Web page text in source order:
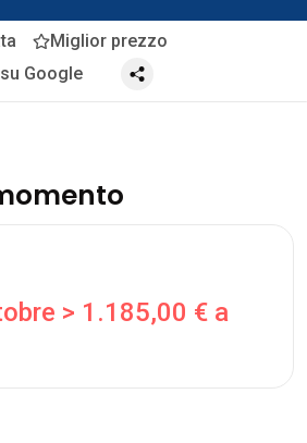
Miglior prezzo
Google
> 1.185,00 € a